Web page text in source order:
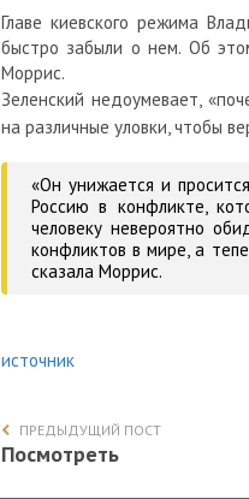
Главе киевского режима
быстро забыли о нем. Об
Моррис.
Зеленский недоумевает,
на различные уловки, чтобы
«Он унижается и
Россию в конфликте,
человеку невероятно
конфликтов в мире, а
сказала Моррис.
источник
ПРЕДЫДУЩИЙ ПОСТ
Посмотреть